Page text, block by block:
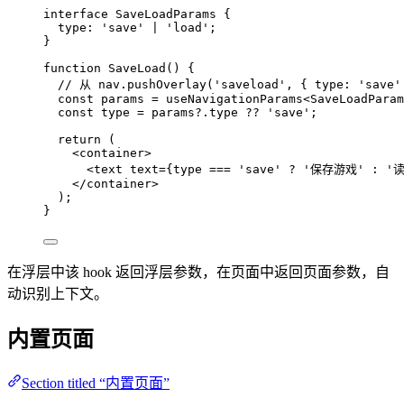
interface SaveLoadParams {
type : ' save ' ' load ' ;
}
function
SaveLoad ()
{
// 从 nav.pushOverlay('saveload', { type: 'save'
const params = useNavigationParams<
const type = params?. type ?? ' save ' ;
return (
<container>
<text text={type === ' save ' ? ' 保存游戏 ' : '
</container>
);
}
在浮层中该 hook 返回浮层参数，在页面中返回页面参数，自
动识别上下文。
内置页面
Section titled “内置页面”